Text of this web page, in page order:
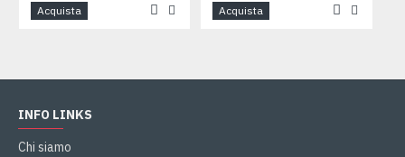
Acquista Acquista
INFO LINKS
Chi siamo